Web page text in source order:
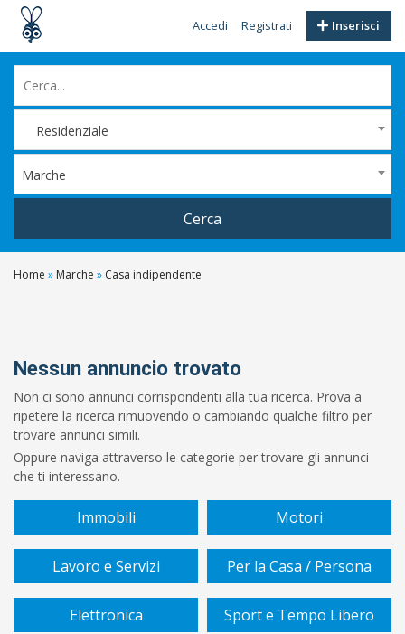
Inserisci
Accedi Registrati
Residenziale
Marche
Cerca
€
A
€
Vendita
Home » Marche » Casa indipendente
Nessun annuncio trovato
Non ci sono annunci corrispondenti alla tua ricerca. Prova a
ripetere la ricerca rimuovendo o cambiando qualche filtro per
trovare annunci simili.
Oppure naviga attraverso le categorie per trovare gli annunci
che ti interessano.
Immobili Motori
Lavoro e Servizi Per la Casa / Persona
Elettronica Sport e Tempo Libero